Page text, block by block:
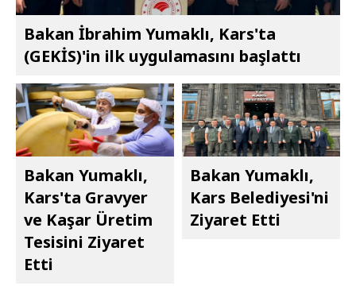
Bakan İbrahim Yumaklı, Kars'ta
(GEKİS)'in ilk uygulamasını başlattı
Bakan Yumaklı,
Kars'ta Gravyer
ve Kaşar Üretim
Tesisini Ziyaret
Etti
Bakan Yumaklı,
Kars Belediyesi'ni
Ziyaret Etti